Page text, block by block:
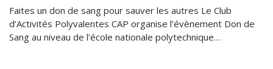
Faites un don de sang pour sauver les autres Le Club
d’Activités Polyvalentes CAP organise l’évènement Don de
Sang au niveau de l’école nationale polytechnique…